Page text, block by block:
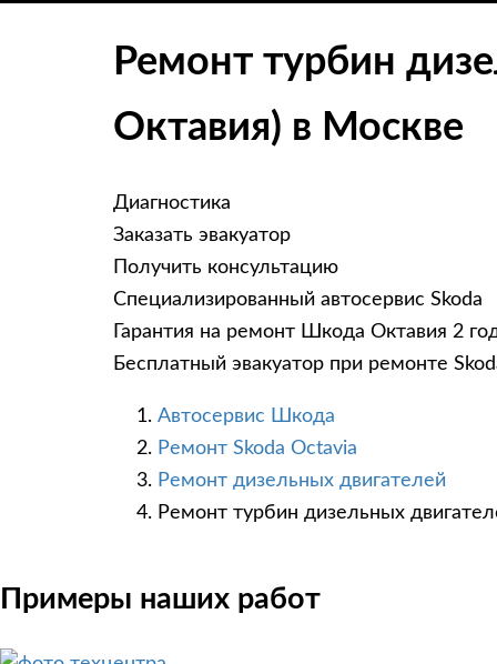
Ремонт турбин
Октавия) в Москве
Диагностика
Заказать эвакуатор
Получить консультацию
Специализированный автосервис Skoda
Гарантия на ремонт Шкода Октавия 2
Бесплатный эвакуатор при ремонте
Автосервис Шкода
Ремонт Skoda Octavia
Ремонт дизельных двигателей
Ремонт турбин дизельных
Примеры наших работ